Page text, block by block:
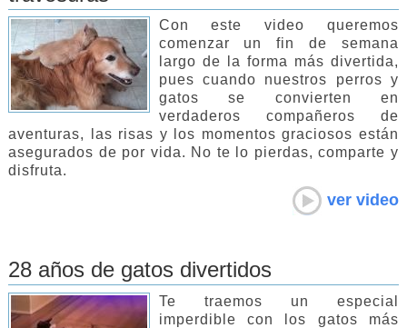
Con este video queremos
comenzar un fin de semana
largo de la forma más divertida,
pues cuando nuestros perros y
gatos se convierten en
verdaderos compañeros de
aventuras, las risas y los momentos graciosos están
asegurados de por vida. No te lo pierdas, comparte y
disfruta.
ver video
28 años de gatos divertidos
Te traemos un especial
imperdible con los gatos más